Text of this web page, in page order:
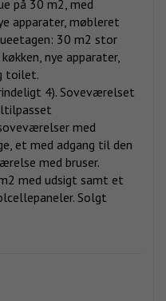
på 30 m2, med
apparater, møbleret
30 m2 stor
nye apparater,
toilet.
4). Soveværelset
med
et med adgang til den
med bruser.
med udsigt samt et
Solgt